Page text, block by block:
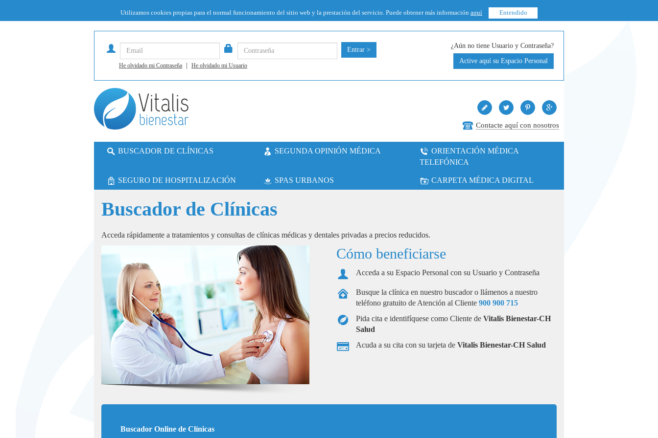
Utilizamos cookies propias para el normal funcionamiento del sitio web y la prestación del servicio. Puede obtener más información aquí Entendido
Entrar >
He olvidado mi Contraseña He olvidado mi Usuario
¿Aún no tiene Usuario y Contraseña?
Active aquí su Espacio Personal
Contacte aquí con nosotros
BUSCADOR DE CLÍNICAS SEGUNDA OPINIÓN MÉDICA
ORIENTACIÓN MÉDICA
TELEFÓNICA
SEGURO DE HOSPITALIZACIÓN SPAS URBANOS CARPETA MÉDICA DIGITAL
Buscador de Clínicas
Acceda rápidamente a tratamientos y consultas de clínicas médicas y dentales privadas a precios reducidos.
Cómo beneficiarse
Acceda a su Espacio Personal con su Usuario y Contraseña
Busque la clínica en nuestro buscador o llámenos a nuestro
teléfono gratuito de Atención al Cliente 900 900 715
Pida cita e identifíquese como Cliente de Vitalis Bienestar-CH
Salud
Acuda a su cita con su tarjeta de Vitalis Bienestar-CH Salud
Buscador Online de Clínicas